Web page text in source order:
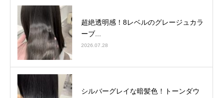
超絶透明感！8レベルのグレージュカラ
ーブ...
2026.07.28
シルバーグレイな暗髪色！トーンダウ